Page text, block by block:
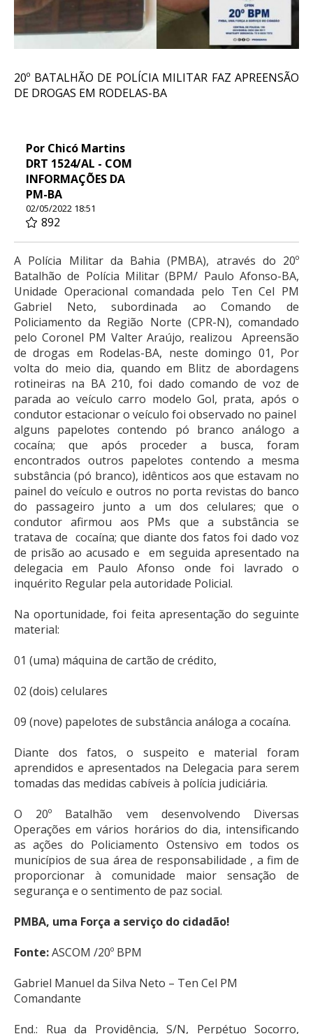
20º BATALHÃO DE POLÍCIA MILITAR FAZ APREENSÃO
DE DROGAS EM RODELAS-BA
Por Chicó Martins
DRT 1524/AL - COM
INFORMAÇÕES DA
PM-BA
02/05/2022 18:51
892
A Polícia Militar da Bahia (PMBA), através do 20º
Batalhão de Polícia Militar (BPM/ Paulo Afonso-BA,
Unidade Operacional comandada pelo Ten Cel PM
Gabriel Neto, subordinada ao Comando de
Policiamento da Região Norte (CPR-N), comandado
pelo Coronel PM Valter Araújo, realizou Apreensão
de drogas em Rodelas-BA, neste domingo 01, Por
volta do meio dia, quando em Blitz de abordagens
rotineiras na BA 210, foi dado comando de voz de
parada ao veículo carro modelo Gol, prata, após o
condutor estacionar o veículo foi observado no painel
alguns papelotes contendo pó branco análogo a
cocaína; que após proceder a busca, foram
encontrados outros papelotes contendo a mesma
substância (pó branco), idênticos aos que estavam no
painel do veículo e outros no porta revistas do banco
do passageiro junto a um dos celulares; que o
condutor afirmou aos PMs que a substância se
tratava de cocaína; que diante dos fatos foi dado voz
de prisão ao acusado e em seguida apresentado na
delegacia em Paulo Afonso onde foi lavrado o
inquérito Regular pela autoridade Policial.
Na oportunidade, foi feita apresentação do seguinte
material:
01 (uma) máquina de cartão de crédito,
02 (dois) celulares
09 (nove) papelotes de substância análoga a cocaína.
Diante dos fatos, o suspeito e material foram
aprendidos e apresentados na Delegacia para serem
tomadas das medidas cabíveis à polícia judiciária.
O 20º Batalhão vem desenvolvendo Diversas
Operações em vários horários do dia, intensificando
as ações do Policiamento Ostensivo em todos os
municípios de sua área de responsabilidade , a fim de
proporcionar à comunidade maior sensação de
segurança e o sentimento de paz social.
PMBA, uma Força a serviço do cidadão!
Fonte:ASCOM /20º BPM
Gabriel Manuel da Silva Neto – Ten Cel PM
Comandante
End.: Rua da Providência, S/N, Perpétuo Socorro,